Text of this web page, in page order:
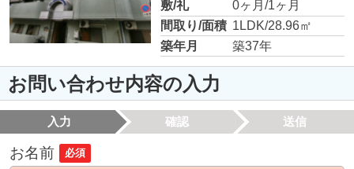
敷/礼
0ヶ月/1ヶ月
間取り/面積 1LDK/28.96㎡
築年月
築37年
お問い合わせ内容の入力
入力 確認 送信
お名前 必須